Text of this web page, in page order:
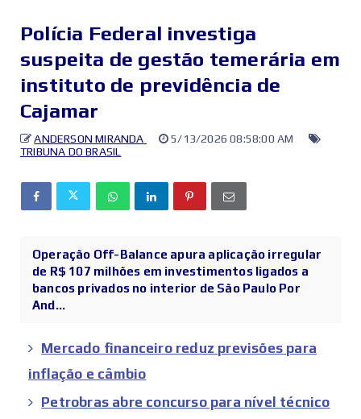
Polícia Federal investiga
suspeita de gestão temerária em
instituto de previdência de
Cajamar
ANDERSON MIRANDA
5/13/2026 08:58:00 AM
TRIBUNA DO BRASIL
Operação Off-Balance apura aplicação irregular
de R$ 107 milhões em investimentos ligados a
bancos privados no interior de São Paulo Por
And...
Mercado financeiro reduz previsões para
inflação e câmbio
Petrobras abre concurso para nível técnico